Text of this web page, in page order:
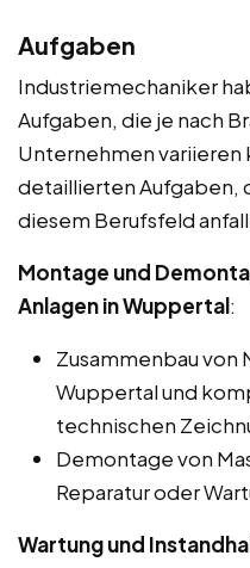
Aufgaben
Industriemechaniker
Aufgaben, die je nach
Unternehmen variieren
detaillierten Aufgaben,
diesem Berufsfeld
Montage und
Anlagen in Wuppertal:
Zusammenbau
Wuppertal und
technischen
Demontage von
Reparatur oder
Wartung und